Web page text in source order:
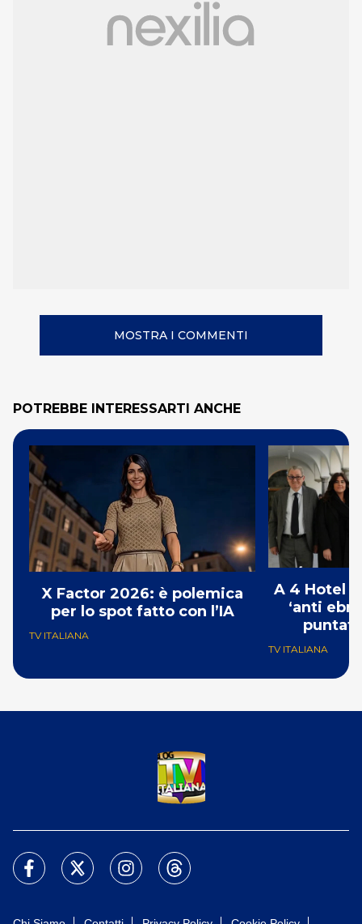
MOSTRA I COMMENTI
POTREBBE INTERESSARTI ANCHE
X Factor 2026: è polemica
per lo spot fatto con l’IA
TV ITALIANA
A 4 Hotel
‘anti
TV ITALIANA